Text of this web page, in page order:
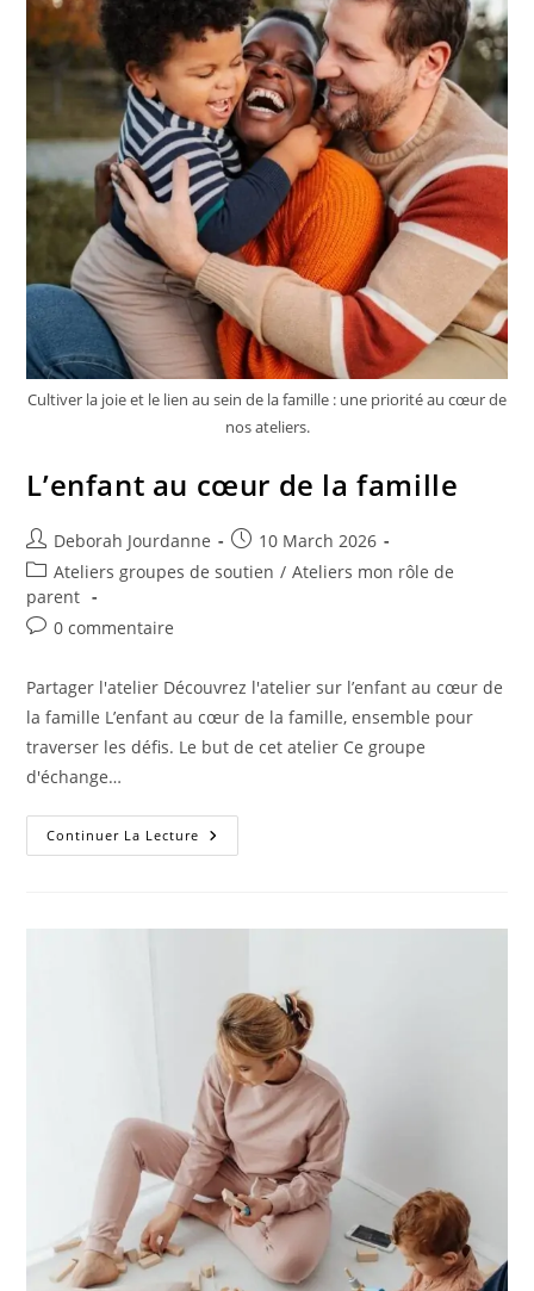
Cultiver la joie et le lien au sein de la famille : une priorité au cœur de
nos ateliers.
L’enfant au cœur de la famille
Deborah Jourdanne
10 March 2026
Ateliers groupes de soutien / Ateliers mon rôle de
parent
0 commentaire
Partager l'atelier Découvrez l'atelier sur l’enfant au cœur de
la famille L’enfant au cœur de la famille, ensemble pour
traverser les défis. Le but de cet atelier Ce groupe
d'échange…
Continuer La Lecture